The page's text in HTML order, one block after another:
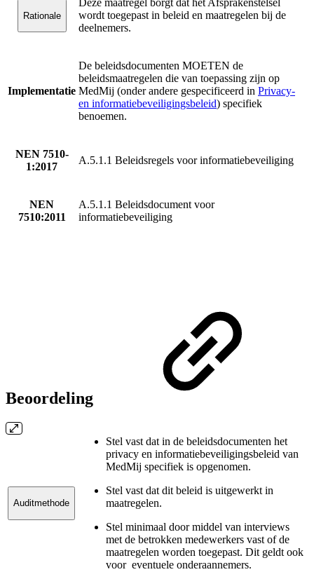
Rationale
Deze maatregel borgt dat het Afsprakenstelsel
wordt toegepast in beleid en maatregelen bij de
deelnemers.
Implementatie
De beleidsdocumenten MOETEN de
beleidsmaatregelen die van toepassing zijn op
MedMij (onder andere gespecificeerd in Privacy-
en informatiebeveiligingsbeleid) specifiek
benoemen.
NEN 7510-
1:2017
A.5.1.1 Beleidsregels voor informatiebeveiliging
NEN
7510:2011
A.5.1.1 Beleidsdocument voor
informatiebeveiliging
Beoordeling
Auditmethode
Stel vast dat in de beleidsdocumenten het
privacy en informatiebeveiligingsbeleid van
MedMij specifiek is opgenomen.
Stel vast dat dit beleid is uitgewerkt in
maatregelen.
Stel minimaal door middel van interviews
met de betrokken medewerkers vast of de
maatregelen worden toegepast. Dit geldt ook
voor eventuele onderaannemers.